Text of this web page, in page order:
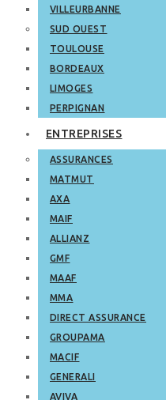
VILLEURBANNE
SUD OUEST
TOULOUSE
BORDEAUX
LIMOGES
PERPIGNAN
ENTREPRISES
ASSURANCES
MATMUT
AXA
MAIF
ALLIANZ
GMF
MAAF
MMA
DIRECT ASSURANCE
GROUPAMA
MACIF
GENERALI
AVIVA